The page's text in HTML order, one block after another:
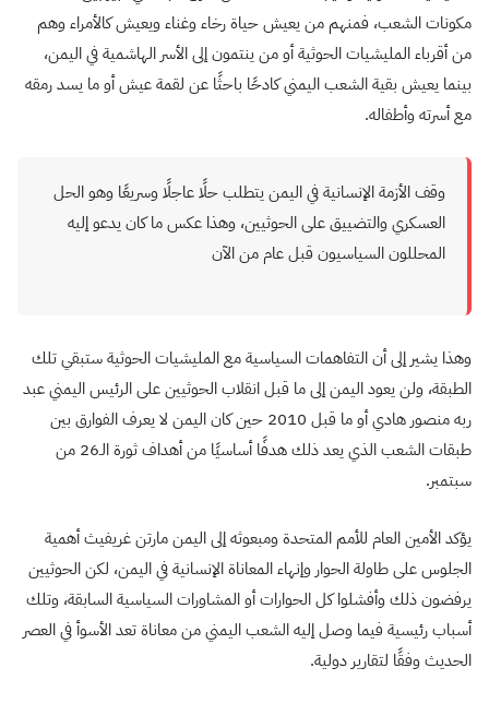
مكونات الشعب، فمنهم من يعيش حياة رخاء وغناء ويعيش كالأمراء وهم
من أقرباء المليشيات الحوثية أو من ينتمون إلى الأسر الهاشمية في اليمن،
بينما يعيش بقية الشعب اليمني كادحًا باحثًا عن لقمة عيش أو ما يسد رمقه
مع أسرته وأطفاله.
وقف الأزمة الإنسانية في اليمن يتطلب حلًا عاجلًا وسريعًا وهو الحل
العسكري والتضييق على الحوثيين، وهذا عكس ما كان يدعو إليه
المحللون السياسيون قبل عام من الآن
وهذا يشير إلى أن التفاهمات السياسية مع المليشيات الحوثية ستبقي تلك
الطبقة، ولن يعود اليمن إلى ما قبل انقلاب الحوثيين على الرئيس اليمني عبد
ربه منصور هادي أو ما قبل 2010 حين كان اليمن لا يعرف الفوارق بين
طبقات الشعب الذي يعد ذلك هدفًا أساسيًا من أهداف ثورة الـ26 من
سبتمبر.
يؤكد الأمين العام للأمم المتحدة ومبعوثه إلى اليمن مارتن غريفيث أهمية
الجلوس على طاولة الحوار وإنهاء المعاناة الإنسانية في اليمن، لكن الحوثيين
يرفضون ذلك وأفشلوا كل الحوارات أو المشاورات السياسية السابقة، وتلك
أسباب رئيسية فيما وصل إليه الشعب اليمني من معاناة تعد الأسوأ في العصر
الحديث وفقًا لتقارير دولية.